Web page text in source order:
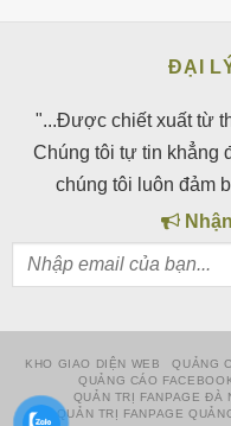
ĐẠI
"...Được chiết xuất từ
Chúng tôi tự tin khẳng
chúng tôi luôn đảm
KHO GIAO DIỆN WEB QUẢNG
QUẢNG CÁO
QUẢN TRỊ FANPAGE ĐÀ
QUẢN TRỊ FANPAGE